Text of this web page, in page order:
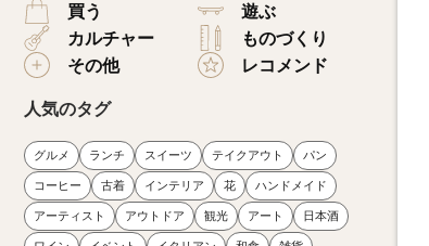
買う
遊ぶ
カルチャー
ものづくり
その他
レコメンド
人気のタグ
グルメ ランチ スイーツ テイクアウト パン
コーヒー 古着 インテリア 花 ハンドメイド
アーティスト アウトドア 観光 アート 日本酒